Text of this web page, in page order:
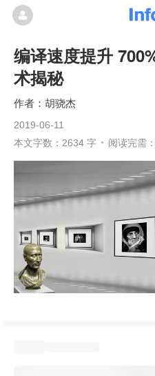
编译速度提升
术揭秘
胡骁杰
2019-06-11
本文字数：2634 字
阅读完需